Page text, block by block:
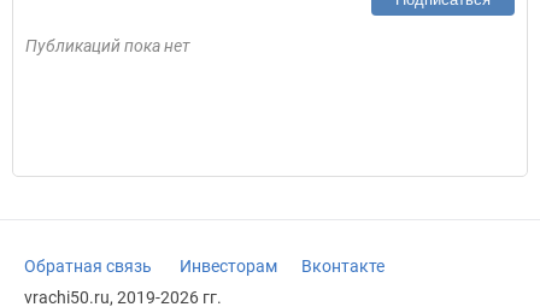
Публикаций пока нет
Обратная связь Инвесторам
Вконтакте
vrachi50.ru, 2019-2026 гг.